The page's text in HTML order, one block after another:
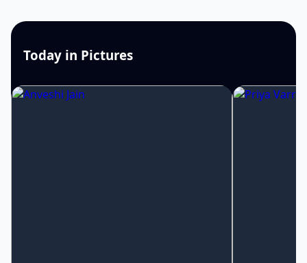
Today in Pictures